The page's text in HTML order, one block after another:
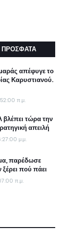
ΠΡΟΣΦΑΤΑ
απέφυγε το
Καρυστιανού.
π.μ.
βλέπει τώρα την
απειλή
μ.μ.
παρέδωσε
πού πάει
π.μ.